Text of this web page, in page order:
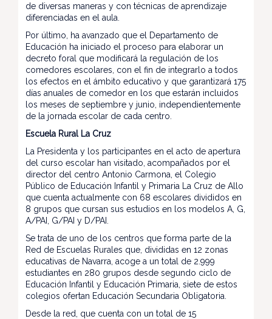
de diversas maneras y con técnicas de aprendizaje
diferenciadas en el aula.
Por último, ha avanzado que el Departamento de
Educación ha iniciado el proceso para elaborar un
decreto foral que modificará la regulación de los
comedores escolares, con el fin de integrarlo a todos
los efectos en el ámbito educativo y que garantizará 175
días anuales de comedor en los que estarán incluidos
los meses de septiembre y junio, independientemente
de la jornada escolar de cada centro.
Escuela Rural La Cruz
La Presidenta y los participantes en el acto de apertura
del curso escolar han visitado, acompañados por el
director del centro Antonio Carmona, el Colegio
Público de Educación Infantil y Primaria La Cruz de Allo
que cuenta actualmente con 68 escolares divididos en
8 grupos que cursan sus estudios en los modelos A, G,
A/PAI, G/PAI y D/PAI.
Se trata de uno de los centros que forma parte de la
Red de Escuelas Rurales que, divididas en 12 zonas
educativas de Navarra, acoge a un total de 2.999
estudiantes en 280 grupos desde segundo ciclo de
Educación Infantil y Educación Primaria, siete de estos
colegios ofertan Educación Secundaria Obligatoria.
Desde la red, que cuenta con un total de 15